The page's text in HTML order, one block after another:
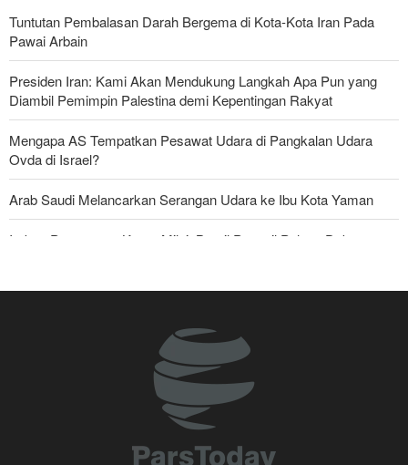
Tuntutan Pembalasan Darah Bergema di Kota-Kota Iran Pada
Pawai Arbain
Presiden Iran: Kami Akan Mendukung Langkah Apa Pun yang
Diambil Pemimpin Palestina demi Kepentingan Rakyat
Mengapa AS Tempatkan Pesawat Udara di Pangkalan Udara
Ovda di Israel?
Arab Saudi Melancarkan Serangan Udara ke Ibu Kota Yaman
Imbas Pernyataan Kasar Milei; Brasil Panggil Pulang Dubes
Militer Yaman Serang Kapal Tanker Minyak Saudi
Tiga Tujuan AS di Balik Eskalasi, dan Mengapa Iran Tetap